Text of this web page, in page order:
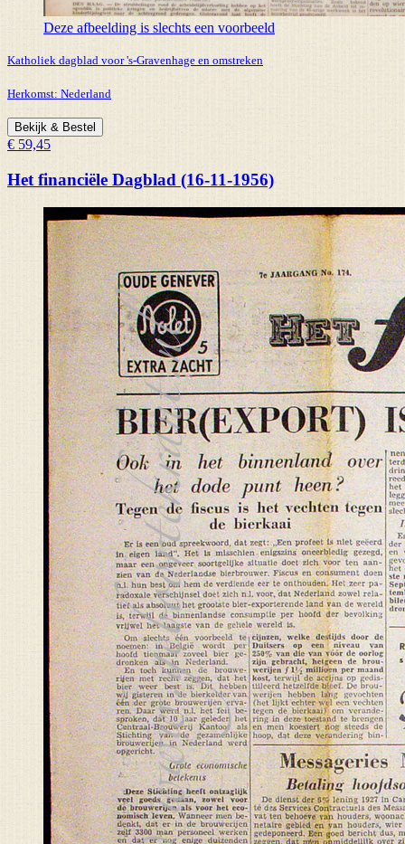
Deze afbeelding is slechts een voorbeeld
Katholiek dagblad voor 's-Gravenhage en omstreken
Herkomst: Nederland
Bekijk & Bestel
€ 59,45
Het financiële Dagblad (16-11-1956)